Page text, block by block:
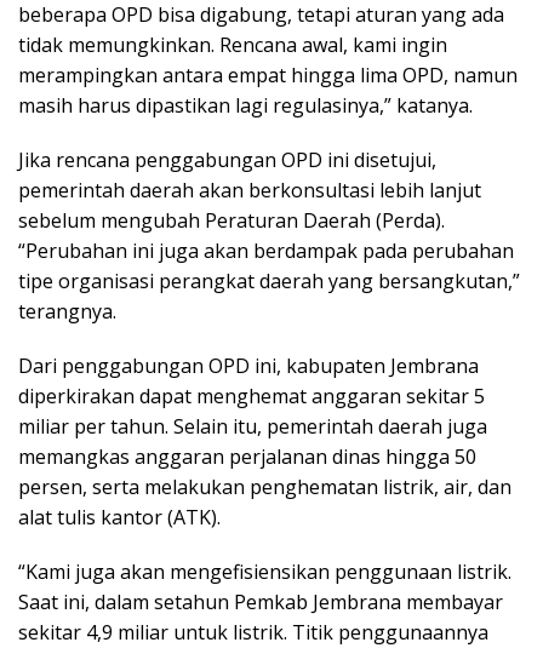
beberapa OPD bisa digabung, tetapi aturan yang ada
tidak memungkinkan. Rencana awal, kami ingin
merampingkan antara empat hingga lima OPD, namun
masih harus dipastikan lagi regulasinya,” katanya.
Jika rencana penggabungan OPD ini disetujui,
pemerintah daerah akan berkonsultasi lebih lanjut
sebelum mengubah Peraturan Daerah (Perda).
“Perubahan ini juga akan berdampak pada perubahan
tipe organisasi perangkat daerah yang bersangkutan,”
terangnya.
Dari penggabungan OPD ini, kabupaten Jembrana
diperkirakan dapat menghemat anggaran sekitar 5
miliar per tahun. Selain itu, pemerintah daerah juga
memangkas anggaran perjalanan dinas hingga 50
persen, serta melakukan penghematan listrik, air, dan
alat tulis kantor (ATK).
“Kami juga akan mengefisiensikan penggunaan listrik.
Saat ini, dalam setahun Pemkab Jembrana membayar
sekitar 4,9 miliar untuk listrik. Titik penggunaannya